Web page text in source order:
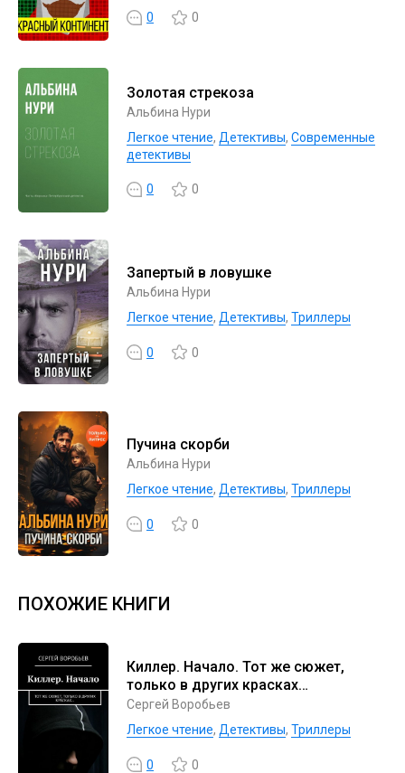
0 0
Золотая стрекоза
Альбина Нури
Легкое чтение, Детективы, Современные
детективы
0 0
Запертый в ловушке
Альбина Нури
Легкое чтение, Детективы, Триллеры
0 0
Пучина скорби
Альбина Нури
Легкое чтение, Детективы, Триллеры
0 0
ПОХОЖИЕ КНИГИ
Киллер. Начало. Тот же сюжет,
только в других красках…
Сергей Воробьев
Легкое чтение, Детективы, Триллеры
0 0